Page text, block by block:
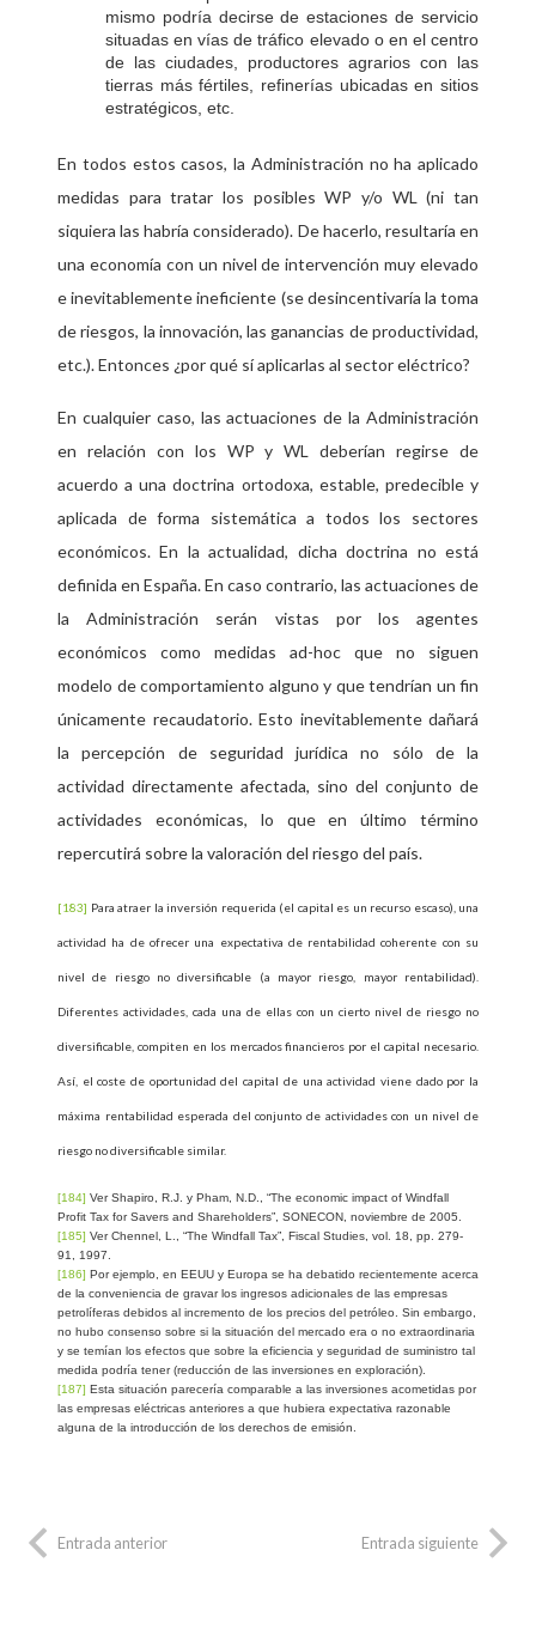
mismo podría decirse de estaciones de servicio
situadas en vías de tráfico elevado o en el centro
de las ciudades, productores agrarios con las
tierras más fértiles, refinerías ubicadas en sitios
estratégicos, etc.
En todos estos casos, la Administración no ha aplicado
medidas para tratar los posibles WP y/o WL (ni tan
siquiera las habría considerado). De hacerlo, resultaría en
una economía con un nivel de intervención muy elevado
e inevitablemente ineficiente (se desincentivaría la toma
de riesgos, la innovación, las ganancias de productividad,
etc.). Entonces ¿por qué sí aplicarlas al sector eléctrico?
En cualquier caso, las actuaciones de la Administración
en relación con los WP y WL deberían regirse de
acuerdo a una doctrina ortodoxa, estable, predecible y
aplicada de forma sistemática a todos los sectores
económicos. En la actualidad, dicha doctrina no está
definida en España. En caso contrario, las actuaciones de
la Administración serán vistas por los agentes
económicos como medidas ad-hoc que no siguen
modelo de comportamiento alguno y que tendrían un fin
únicamente recaudatorio. Esto inevitablemente dañará
la percepción de seguridad jurídica no sólo de la
actividad directamente afectada, sino del conjunto de
actividades económicas, lo que en último término
repercutirá sobre la valoración del riesgo del país.
[183] Para atraer la inversión requerida (el capital es un recurso escaso), una
actividad ha de ofrecer una expectativa de rentabilidad coherente con su
nivel de riesgo no diversificable (a mayor riesgo, mayor rentabilidad).
Diferentes actividades, cada una de ellas con un cierto nivel de riesgo no
diversificable, compiten en los mercados financieros por el capital necesario.
Así, el coste de oportunidad del capital de una actividad viene dado por la
máxima rentabilidad esperada del conjunto de actividades con un nivel de
riesgo no diversificable similar.
[184] Ver Shapiro, R.J. y Pham, N.D., “The economic impact of Windfall
Profit Tax for Savers and Shareholders”, SONECON, noviembre de 2005.
[185] Ver Chennel, L., “The Windfall Tax”, Fiscal Studies, vol. 18, pp. 279-
91, 1997.
[186] Por ejemplo, en EEUU y Europa se ha debatido recientemente acerca
de la conveniencia de gravar los ingresos adicionales de las empresas
petrolíferas debidos al incremento de los precios del petróleo. Sin embargo,
no hubo consenso sobre si la situación del mercado era o no extraordinaria
y se temían los efectos que sobre la eficiencia y seguridad de suministro tal
medida podría tener (reducción de las inversiones en exploración).
[187] Esta situación parecería comparable a las inversiones acometidas por
las empresas eléctricas anteriores a que hubiera expectativa razonable
alguna de la introducción de los derechos de emisión.
Entrada anterior Entrada siguiente